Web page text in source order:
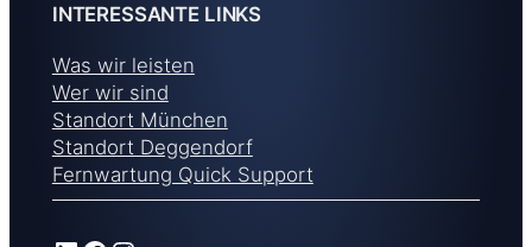
INTERESSANTE LINKS
Was wir leisten
Wer wir sind
Standort München
Standort Deggendorf
Fernwartung Quick Support